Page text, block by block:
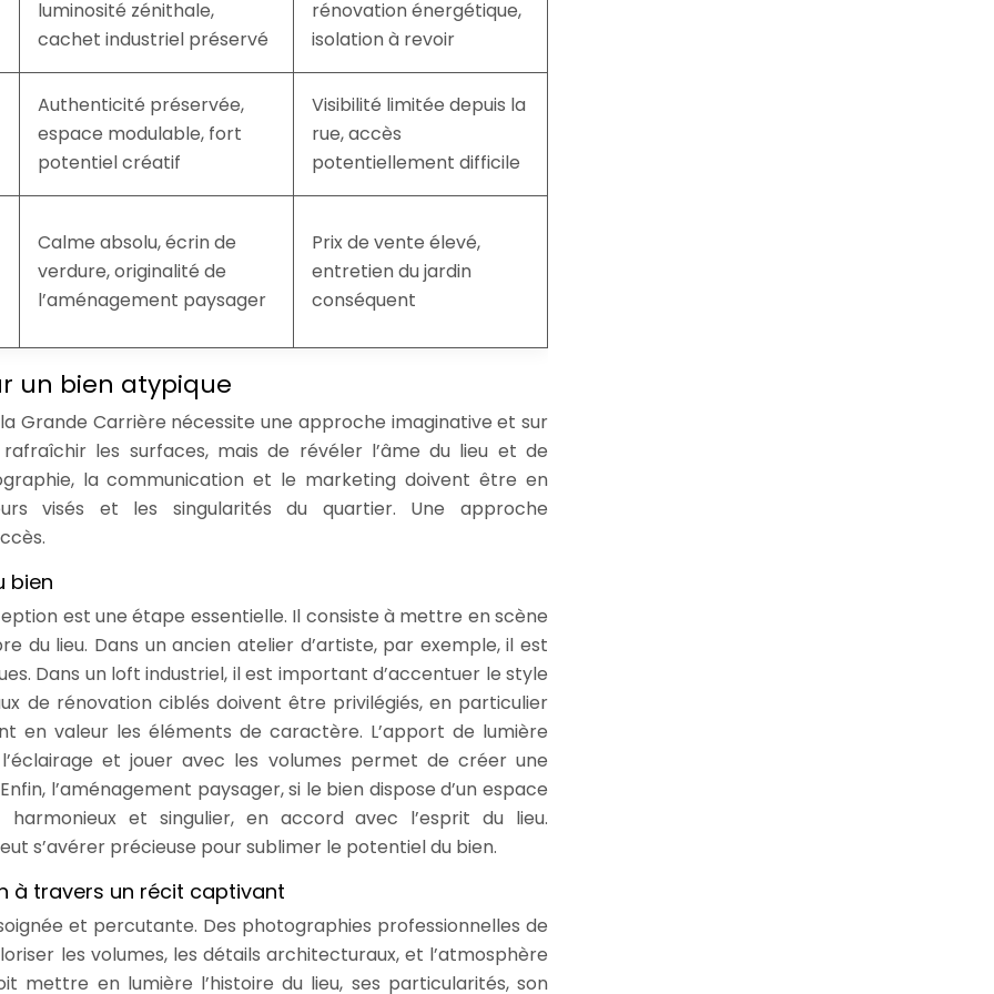
luminosité zénithale,
cachet industriel préservé
rénovation énergétique,
isolation à revoir
Authenticité préservée,
espace modulable, fort
potentiel créatif
Visibilité limitée depuis la
rue, accès
potentiellement difficile
Calme absolu, écrin de
verdure, originalité de
l’aménagement paysager
Prix de vente élevé,
entretien du jardin
conséquent
un bien atypique
Grande Carrière nécessite une approche imaginative et sur
les surfaces, mais de révéler l’âme du lieu et de
la communication et le marketing doivent être en
visés et les singularités du quartier. Une approche
bien
est une étape essentielle. Il consiste à mettre en scène
du lieu. Dans un ancien atelier d’artiste, par exemple, il est
Dans un loft industriel, il est important d’accentuer le style
de rénovation ciblés doivent être privilégiés, en particulier
en valeur les éléments de caractère. L’apport de lumière
et jouer avec les volumes permet de créer une
l’aménagement paysager, si le bien dispose d’un espace
et singulier, en accord avec l’esprit du lieu.
s’avérer précieuse pour sublimer le potentiel du bien.
à travers un récit captivant
et percutante. Des photographies professionnelles de
les volumes, les détails architecturaux, et l’atmosphère
mettre en lumière l’histoire du lieu, ses particularités, son